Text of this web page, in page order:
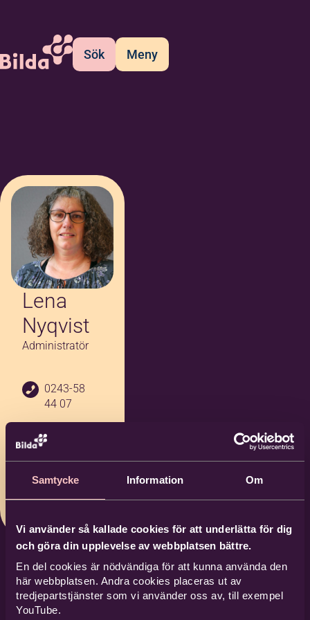
Samtycke Information Om
Vi använder så kallade cookies för att underlätta för dig
och göra din upplevelse av webbplatsen bättre.
En del cookies är nödvändiga för att kunna använda den
här webbplatsen. Andra cookies placeras ut av
tredjepartstjänster som vi använder oss av, till exempel
YouTube.
Sök Meny
Lena
Nyqvist
Administratör
0243-58
44 07
vist@bild
a.nu
Bilda Fal
un